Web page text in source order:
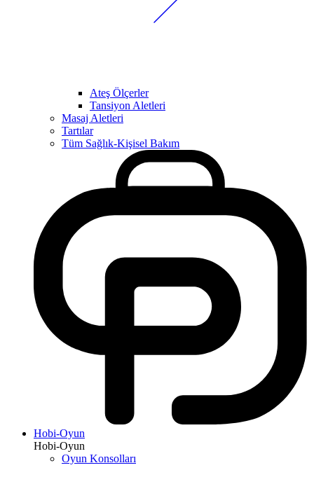
Ateş Ölçerler
Tansiyon Aletleri
Masaj Aletleri
Tartılar
Tüm Sağlık-Kişisel Bakım
Hobi-Oyun
Hobi-Oyun
Oyun Konsolları